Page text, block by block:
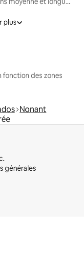
plus
fonction des zones
Nonant
générales